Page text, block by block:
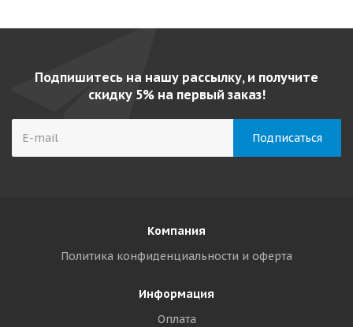
Подпишитесь на нашу рассылку, и получите
скидку 5% на первый заказ!
Компания
Политика конфиденциальности и оферта
Информация
Оплата